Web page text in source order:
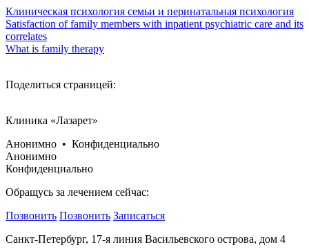
Клиническая психология семьи и перинатальная психология
Satisfaction of family members with inpatient psychiatric care and its
correlates
What is family therapy
Поделиться страницей:
Клиника «Лазарет»
Анонимно • Конфиденциально
Анонимно
Конфиденциально
Обращусь за лечением сейчас:
Позвонить Позвонить Записаться
Санкт-Петербург, 17-я линия Васильевского острова, дом 4